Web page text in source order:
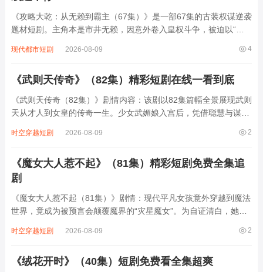
《攻略大乾：从无赖到霸主（67集）》是一部67集的古装权谋逆袭
题材短剧。主角本是市井无赖，因意外卷入皇权斗争，被迫以“混
谋，借朝堂倾轧、江湖纷争步步为营：先以泼皮手段化解边疆危
4
现代都市短剧 2026-08-09
《武则天传奇》（82集）精彩短剧在线一看到底
《武则天传奇（82集）》剧情内容：该剧以82集篇幅全景展现武则
天从才人到女皇的传奇一生。少女武媚娘入宫后，凭借聪慧与谋略
不断。她历经废后风波、宫廷政变，在权力漩涡中逐步成长，以非
2
时空穿越短剧 2026-08-09
《魔女大人惹不起》（81集）精彩短剧免费全集追
剧
《魔女大人惹不起（81集）》剧情：现代平凡女孩意外穿越到魔法
世界，竟成为被预言会颠覆魔界的“灾星魔女”。为自证清白，她与
抗暗黑势力。过程中她逐渐掌握失传魔法，却发现自己穿越竟是宿
2
时空穿越短剧 2026-08-09
《绒花开时》（40集）短剧免费看全集超爽